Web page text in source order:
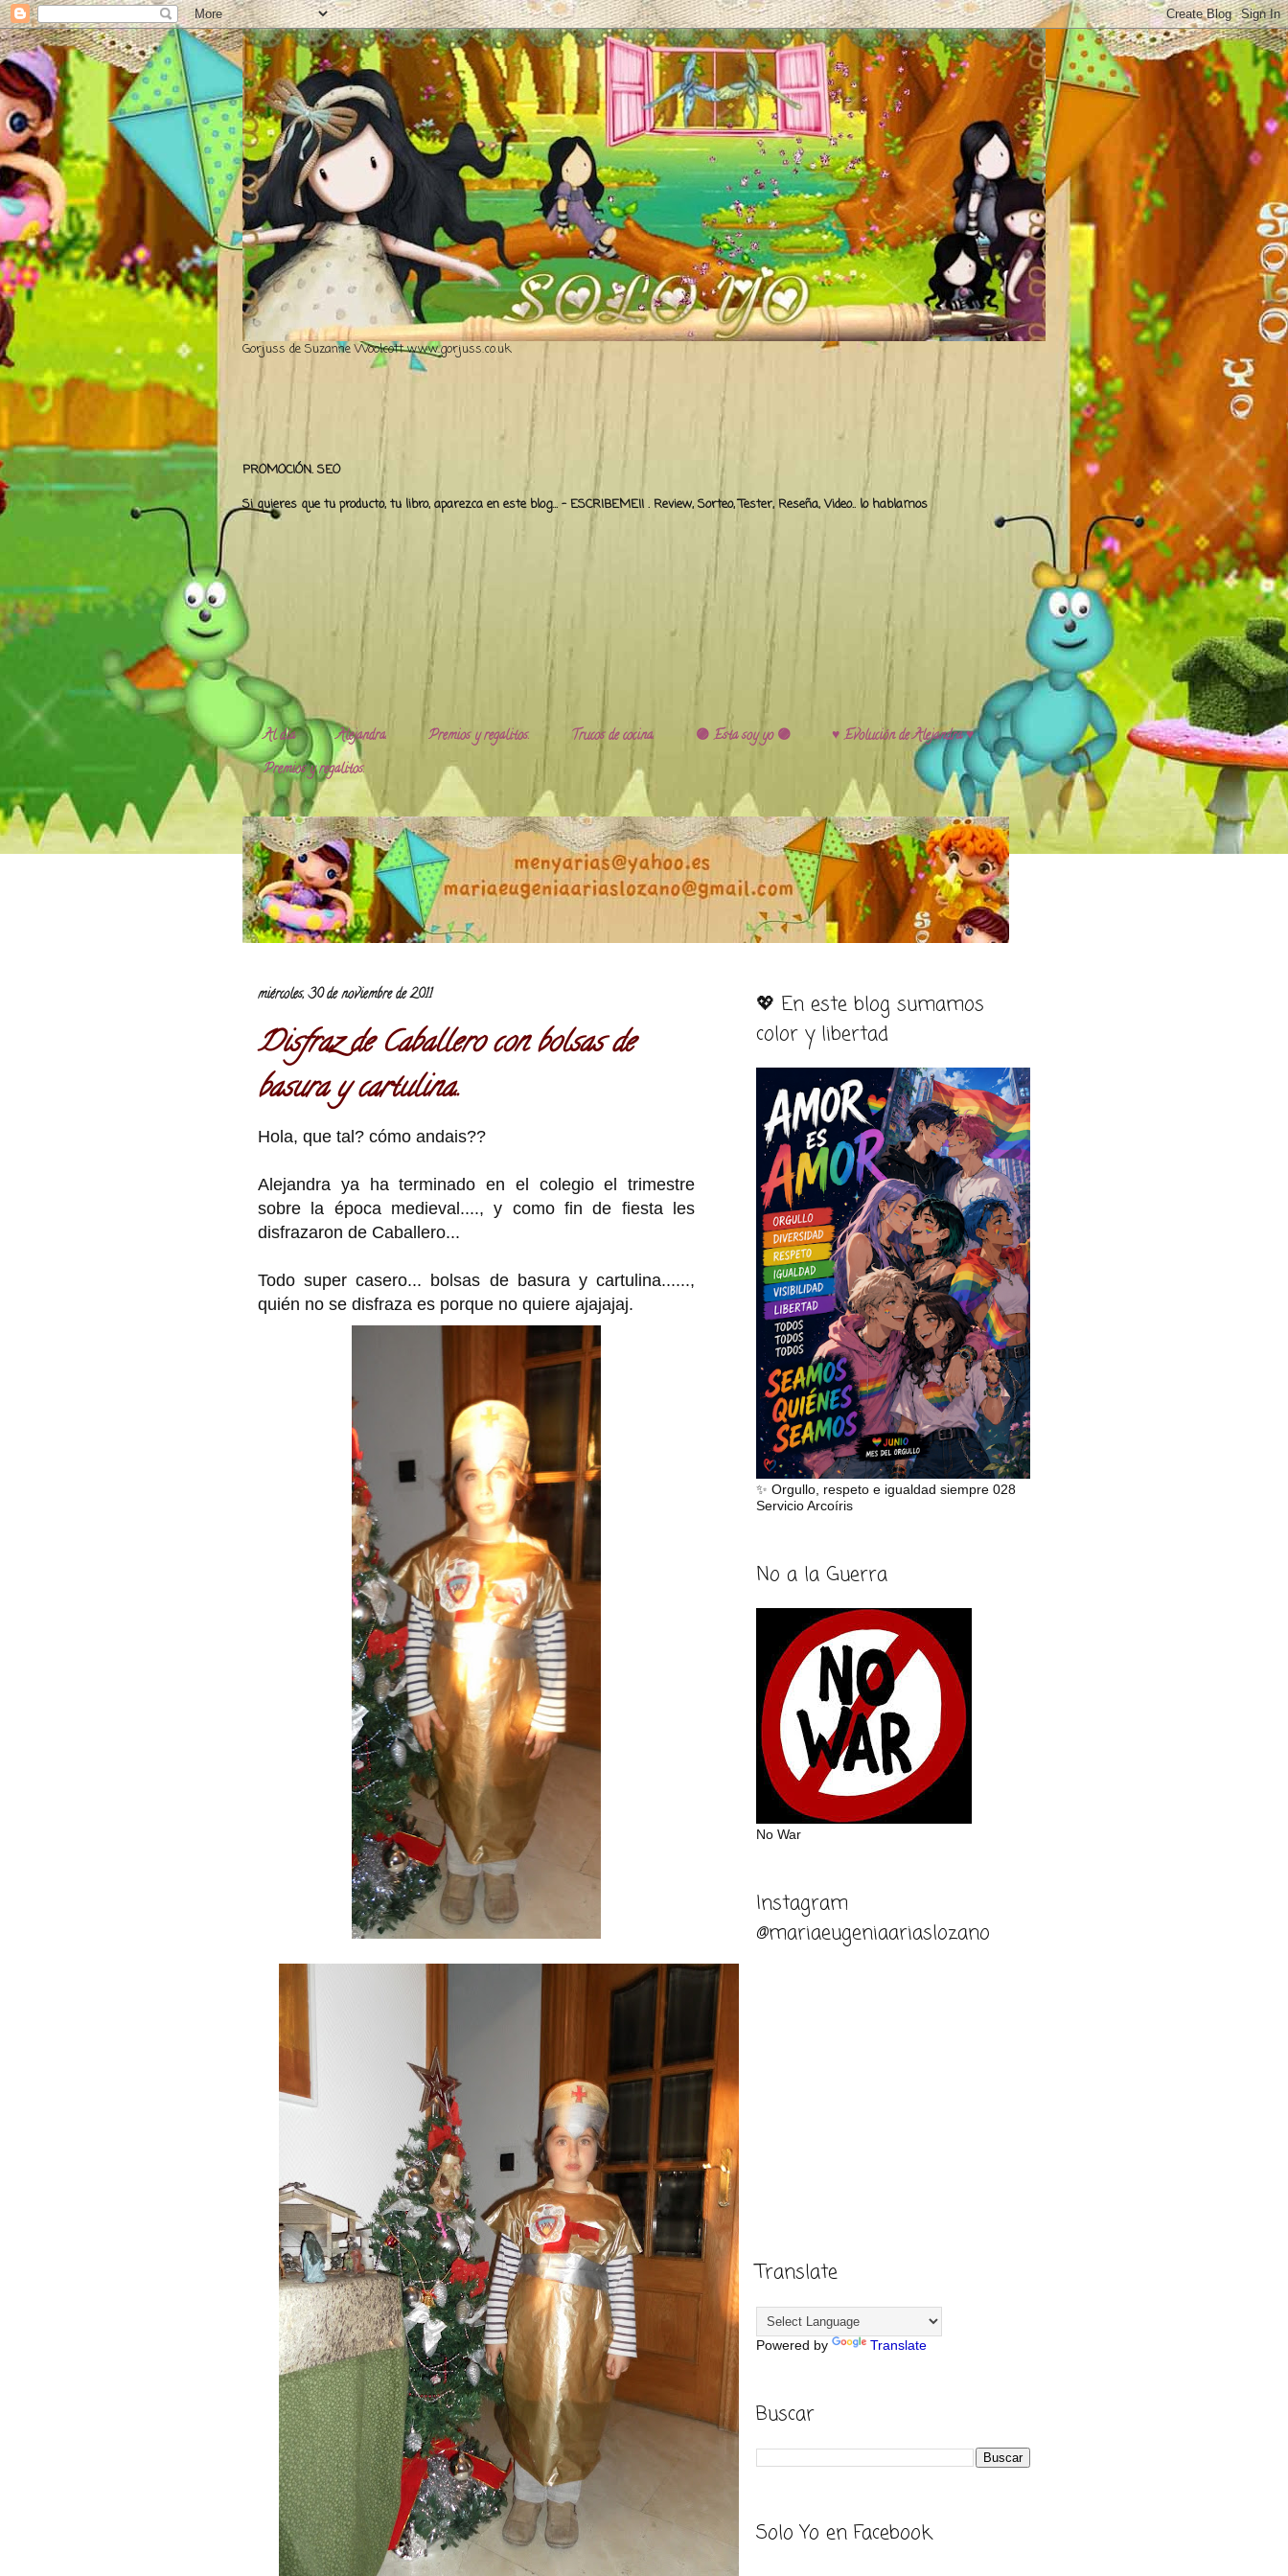
Gorjuss de Suzanne Woolcott www.gorjuss.co.uk
PROMOCIÓN. SEO
Si quieres que tu producto, tu libro, aparezca en este blog... - ESCRIBEME!! . Review, Sorteo, Tester, Reseña, Video.. lo hablamos
Al día Alejandra. Premios y regalitos. Trucos de cocina. 🟣 Esta soy yo 🟣
♥️ Evolución de Alejandra ♥️
Premios y regalitos.
miércoles, 30 de noviembre de 2011
Disfraz de Caballero con bolsas de
basura y cartulina..
Hola, que tal? cómo andais??
Alejandra ya ha terminado en el colegio el trimestre
sobre la época medieval...., y como fin de fiesta les
disfrazaron de Caballero...
Todo super casero... bolsas de basura y cartulina......,
quién no se disfraza es porque no quiere ajajajaj.
💖 En este blog sumamos
color y libertad
✨ Orgullo, respeto e igualdad siempre 028
Servicio Arcoíris
No a la Guerra
No War
Instagram
@mariaeugeniaariaslozano
Translate
Powered by Translate
Buscar
Solo Yo en Facebook